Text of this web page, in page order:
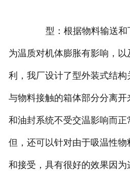
型：根据物料输送和
为温质对机体膨胀有影响，
利，我厂设计了型外装式结
与物料接触的箱体部分分离
和油封系统不受交温影响而
但，还可以针对由于吸温性
和接受，具有很好的效果因